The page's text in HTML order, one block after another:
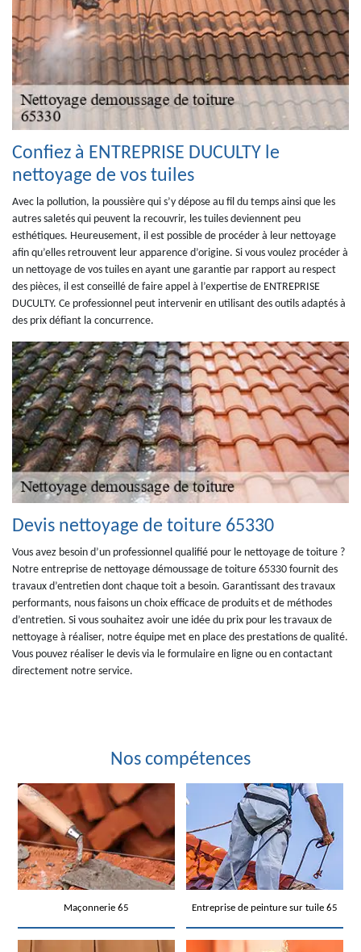
Confiez à ENTREPRISE DUCULTY le
nettoyage de vos tuiles
Avec la pollution, la poussière qui s’y dépose au fil du temps ainsi que les
autres saletés qui peuvent la recouvrir, les tuiles deviennent peu
esthétiques. Heureusement, il est possible de procéder à leur nettoyage
afin qu’elles retrouvent leur apparence d’origine. Si vous voulez procéder à
un nettoyage de vos tuiles en ayant une garantie par rapport au respect
des pièces, il est conseillé de faire appel à l’expertise de ENTREPRISE
DUCULTY. Ce professionnel peut intervenir en utilisant des outils adaptés à
des prix défiant la concurrence.
Devis nettoyage de toiture 65330
Vous avez besoin d’un professionnel qualifié pour le nettoyage de toiture ?
Notre entreprise de nettoyage démoussage de toiture 65330 fournit des
travaux d’entretien dont chaque toit a besoin. Garantissant des travaux
performants, nous faisons un choix efficace de produits et de méthodes
d’entretien. Si vous souhaitez avoir une idée du prix pour les travaux de
nettoyage à réaliser, notre équipe met en place des prestations de qualité.
Vous pouvez réaliser le devis via le formulaire en ligne ou en contactant
directement notre service.
Nos compétences
Maçonnerie 65 Entreprise de peinture sur tuile 65